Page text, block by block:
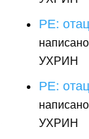
РЕ:
УХРИН
РЕ:
УХРИН